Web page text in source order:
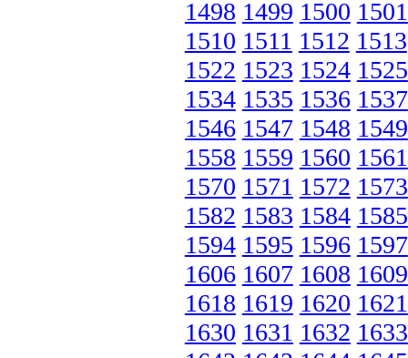
1498 1499 1500 1501
1510 1511 1512 1513
1522 1523 1524 1525
1534 1535 1536 1537
1546 1547 1548 1549
1558 1559 1560 1561
1570 1571 1572 1573
1582 1583 1584 1585
1594 1595 1596 1597
1606 1607 1608 1609
1618 1619 1620 1621
1630 1631 1632 1633